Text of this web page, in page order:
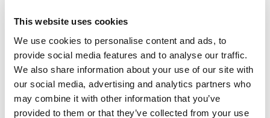
This website uses cookies
We use cookies to personalise content and ads, to
provide social media features and to analyse our traffic.
We also share information about your use of our site with
our social media, advertising and analytics partners who
may combine it with other information that you’ve
provided to them or that they’ve collected from your use